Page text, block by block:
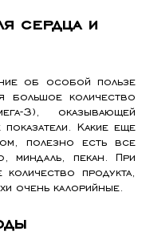
сердца и
об особой пользе
большое количество
3), оказывающей
Какие еще
полезно есть все
миндаль, пекан. При
продукта,
очень калорийные.